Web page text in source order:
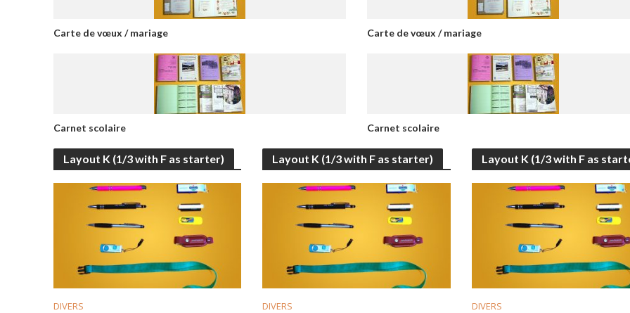
Carte de vœux / mariage
Carnet scolaire
Carte de vœux / mariage
Carnet scolaire
Layout K (1/3 with F as starter)
DIVERS
Layout K (1/3 with F as starter)
DIVERS
Layout K (1/3 with F as
DIVERS